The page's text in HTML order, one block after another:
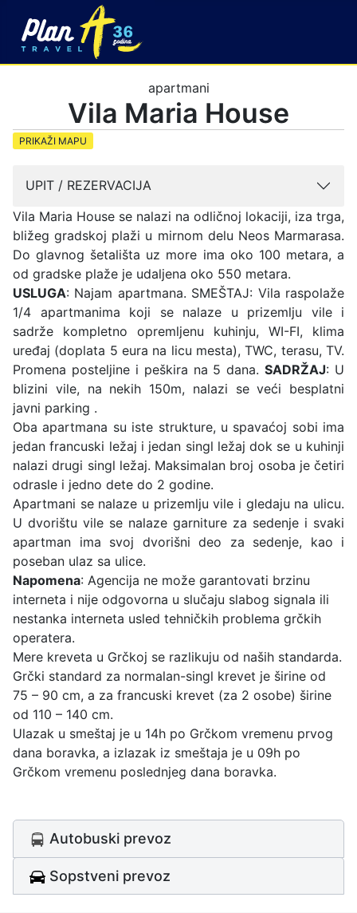
apartmani
Vila Maria House
PRIKAŽI MAPU
UPIT / REZERVACIJA
Vila Maria House se nalazi na odličnoj lokaciji, iza trga,
bližeg gradskoj plaži u mirnom delu Neos Marmarasa.
Do glavnog šetališta uz more ima oko 100 metara, a
od gradske plaže je udaljena oko 550 metara.
USLUGA: Najam apartmana. SMEŠTAJ: Vila raspolaže
1/4 apartmanima koji se nalaze u prizemlju vile i
sadrže kompletno opremljenu kuhinju, WI-FI, klima
uređaj (doplata 5 eura na licu mesta), TWC, terasu, TV.
Promena posteljine i peškira na 5 dana.SADRŽAJ: U
blizini vile, na nekih 150m, nalazi se veći besplatni
javni parking .
Oba apartmana su iste strukture, u spavaćoj sobi ima
jedan francuski ležaj i jedan singl ležaj dok se u kuhinji
nalazi drugi singl ležaj. Maksimalan broj osoba je četiri
odrasle i jedno dete do 2 godine.
Apartmani se nalaze u prizemlju vile i gledaju na ulicu.
U dvorištu vile se nalaze garniture za sedenje i svaki
apartman ima svoj dvorišni deo za sedenje, kao i
poseban ulaz sa ulice.
Napomena: Agencija ne može garantovati brzinu
interneta i nije odgovorna u slučaju slabog signala ili
nestanka interneta usled tehničkih problema grčkih
operatera.
Mere kreveta u Grčkoj se razlikuju od naših standarda.
Grčki standard za normalan-singl krevet je širine od
75 – 90 cm, a za francuski krevet (za 2 osobe) širine
od 110 – 140 cm.
Ulazak u smeštaj je u 14h po Grčkom vremenu prvog
dana boravka, a izlazak iz smeštaja je u 09h po
Grčkom vremenu poslednjeg dana boravka.
Autobuski prevoz
Sopstveni prevoz